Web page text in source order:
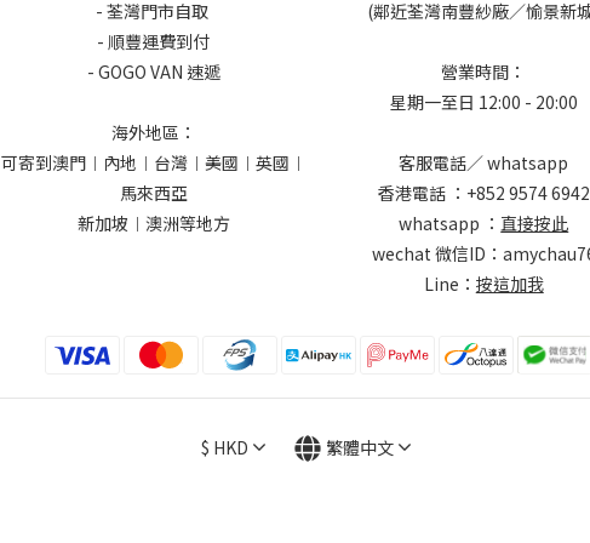
- 荃灣門市自取
- 順豐運費到付
- GOGO VAN 速遞
海外地區：
可寄到澳門︱內地︱台灣︱美國︱英國︱
馬來西亞
新加坡︱澳洲等地方
(鄰近荃灣南豐紗廠／愉景新
營業時間：
星期一至日 12:00 - 20:00
客服電話／ whatsapp
香港電話 ：+852 9574 6942
whatsapp ：直接按此
wechat 微信ID：
Line： 按這加我
$ HKD 繁體中文